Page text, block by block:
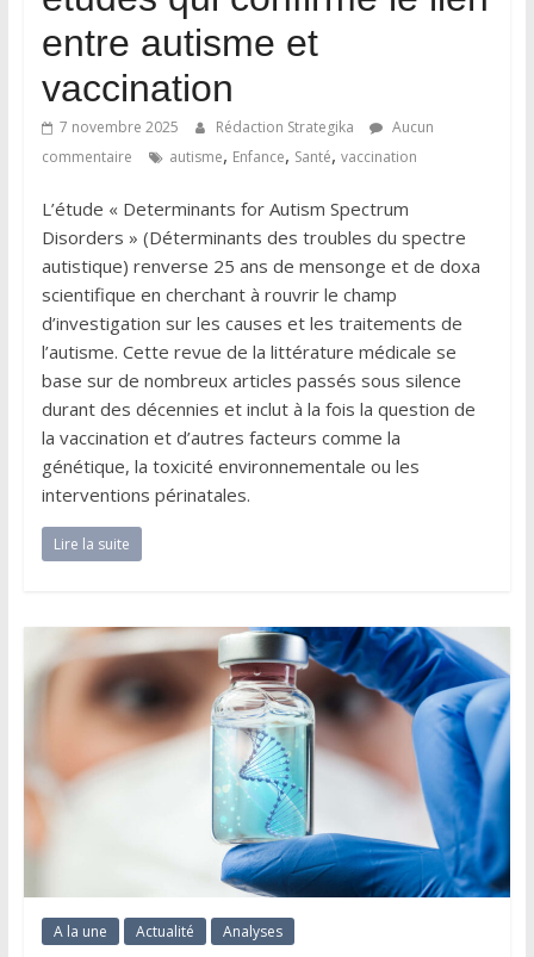
entre autisme et
vaccination
7 novembre 2025 Rédaction Strategika
Aucun
commentaire
autisme, Enfance, Santé, vaccination
L’étude « Determinants for Autism Spectrum
Disorders » (Déterminants des troubles du spectre
autistique) renverse 25 ans de mensonge et de doxa
scientifique en cherchant à rouvrir le champ
d’investigation sur les causes et les traitements de
l’autisme. Cette revue de la littérature médicale se
base sur de nombreux articles passés sous silence
durant des décennies et inclut à la fois la question de
la vaccination et d’autres facteurs comme la
génétique, la toxicité environnementale ou les
interventions périnatales.
Lire la suite
A la une Actualité Analyses